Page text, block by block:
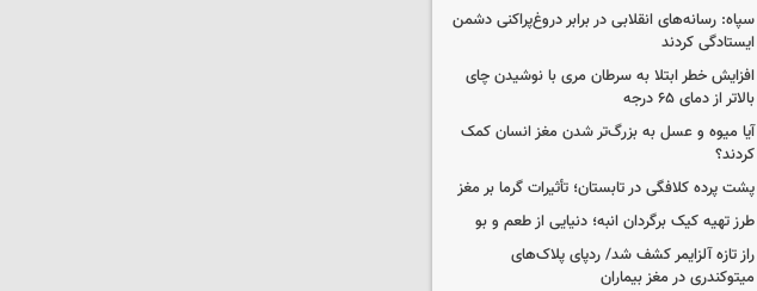
سپاه: رسانه‌های انقلابی در برابر دروغ‌پراکنی دشمن
ایستادگی کردند
افزایش خطر ابتلا به سرطان مری با نوشیدن چای
بالاتر از دمای ۶۵ درجه
آیا میوه و عسل به بزرگ‌تر شدن مغز انسان کمک
کردند؟
پشت پرده کلافگی در تابستان؛ تأثیرات گرما بر مغز
طرز تهیه کیک برگردان انبه؛ دنیایی از طعم و بو
راز تازه آلزایمر کشف شد/ ردپای پلاک‌های
میتوکندری در مغز بیماران